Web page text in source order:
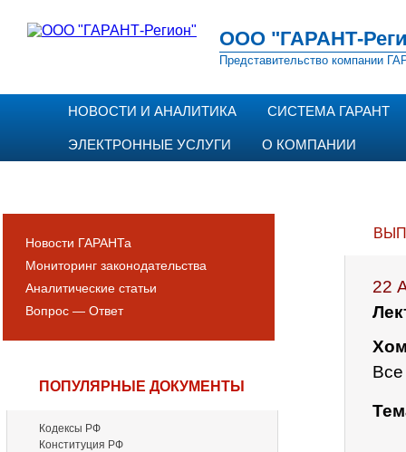
ООО "ГАРАНТ-
Представительство компании
НОВОСТИ И АНАЛИТИКА СИСТЕМА ГАРАНТ
ЭЛЕКТРОННЫЕ УСЛУГИ О КОМПАНИИ
Новости ГАРАНТа
Мониторинг законодательства
Аналитические статьи
Вопрос — Ответ
ПОПУЛЯРНЫЕ ДОКУМЕНТЫ
Кодексы РФ
Конституция РФ
22